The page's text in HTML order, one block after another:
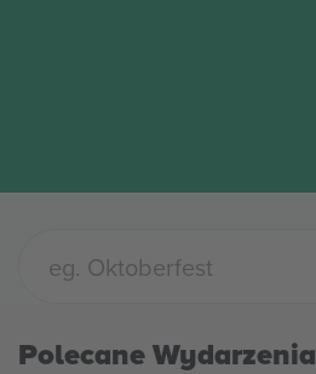
Polecane Wydarzenia